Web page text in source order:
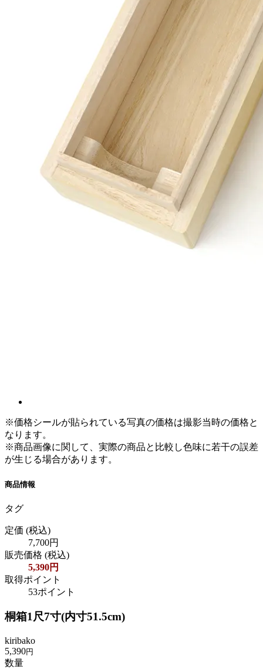
※価格シールが貼られている写真の価格は撮影当時の価格と
なります。
※商品画像に関して、実際の商品と比較し色味に若干の誤差
が生じる場合があります。
商品情報
タグ
定価 (税込)
7,700円
販売価格 (税込)
5,390円
取得ポイント
53ポイント
桐箱1尺7寸(内寸51.5cm)
kiribako
5,390円
数量